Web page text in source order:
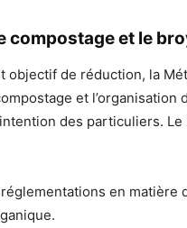
compostage et le
objectif de réduction, la
et l’organisation
des particuliers.
en matière